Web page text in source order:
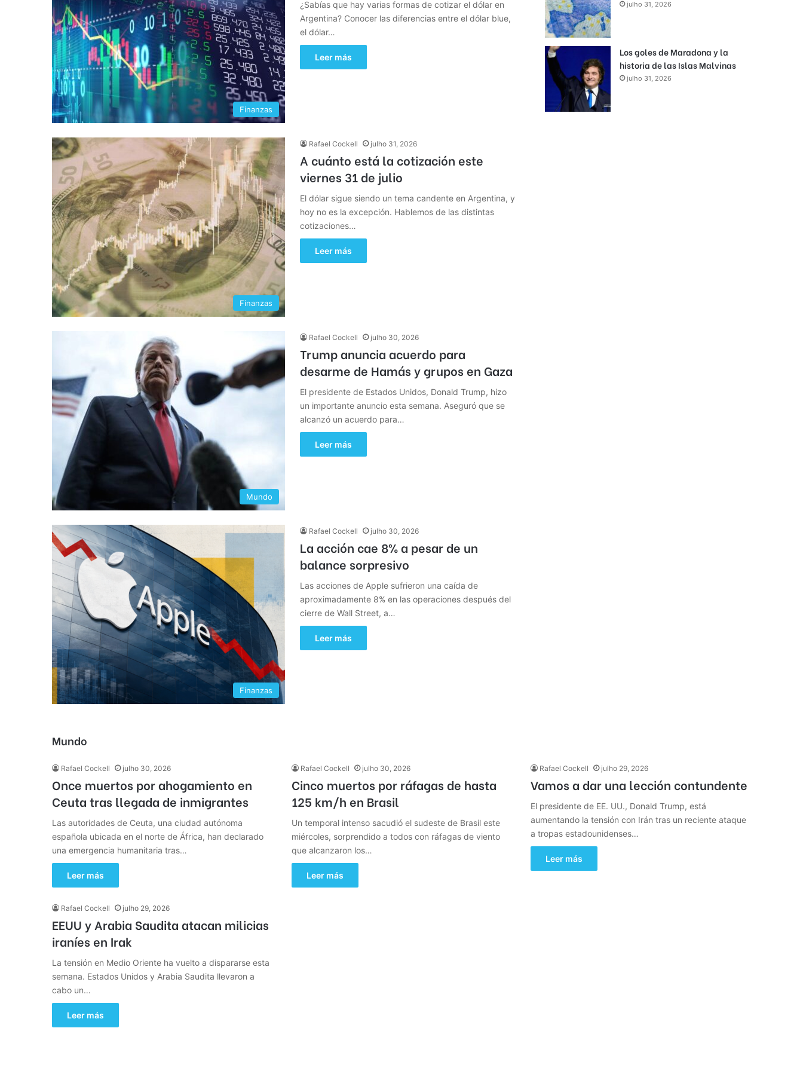
Finanzas
¿Sabías que hay varias formas de cotizar el dólar en
Argentina? Conocer las diferencias entre el dólar blue,
el dólar…
Leer más
Finanzas
Rafael Cockell julho 31, 2026
A cuánto está la cotización este
viernes 31 de julio
El dólar sigue siendo un tema candente en Argentina, y
hoy no es la excepción. Hablemos de las distintas
cotizaciones…
Leer más
Mundo
Rafael Cockell julho 30, 2026
Trump anuncia acuerdo para
desarme de Hamás y grupos en Gaza
El presidente de Estados Unidos, Donald Trump, hizo
un importante anuncio esta semana. Aseguró que se
alcanzó un acuerdo para…
Leer más
Finanzas
Rafael Cockell julho 30, 2026
La acción cae 8% a pesar de un
balance sorpresivo
Las acciones de Apple sufrieron una caída de
aproximadamente 8% en las operaciones después del
cierre de Wall Street, a…
Leer más
julho 31, 2026
Los goles de Maradona y la
historia de las Islas Malvinas
julho 31, 2026
Mundo
Rafael Cockell julho 30, 2026
Once muertos por ahogamiento en
Ceuta tras llegada de inmigrantes
Las autoridades de Ceuta, una ciudad autónoma
española ubicada en el norte de África, han declarado
una emergencia humanitaria tras…
Leer más
Rafael Cockell julho 30, 2026
Cinco muertos por ráfagas de hasta
125 km/h en Brasil
Un temporal intenso sacudió el sudeste de Brasil este
miércoles, sorprendido a todos con ráfagas de viento
que alcanzaron los…
Leer más
Rafael Cockell julho 29, 2026
Vamos a dar una lección contundente
El presidente de EE. UU., Donald Trump, está
aumentando la tensión con Irán tras un reciente ataque
a tropas estadounidenses…
Leer más
Rafael Cockell julho 29, 2026
EEUU y Arabia Saudita atacan milicias
iraníes en Irak
La tensión en Medio Oriente ha vuelto a dispararse esta
semana. Estados Unidos y Arabia Saudita llevaron a
cabo un…
Leer más